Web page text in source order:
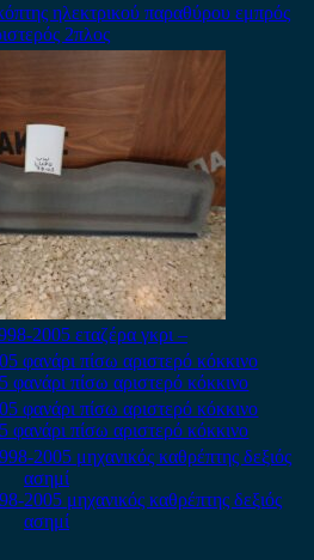
ηλεκτρικού παραθύρου εμπρός
2πλος
2005 εταζέρα γκρι –
πίσω αριστερό κόκκινο
πίσω αριστερό κόκκινο
2005 μηχανικός καθρέπτης δεξιός
ασημί